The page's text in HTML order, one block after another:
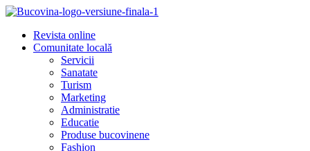
Revista online
Comunitate locală
Servicii
Sanatate
Turism
Marketing
Administratie
Educatie
Produse bucovinene
Fashion